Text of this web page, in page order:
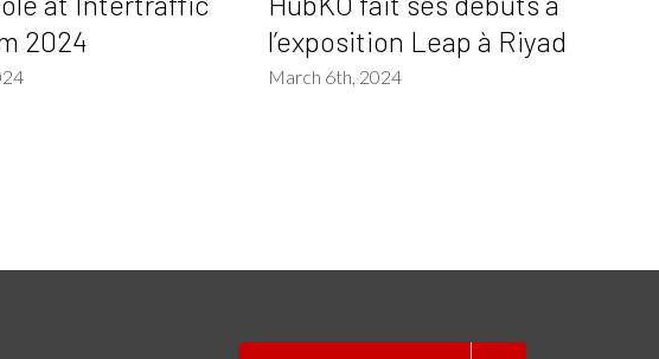
2024
l’exposition Leap à Riyad
March 6th, 2024